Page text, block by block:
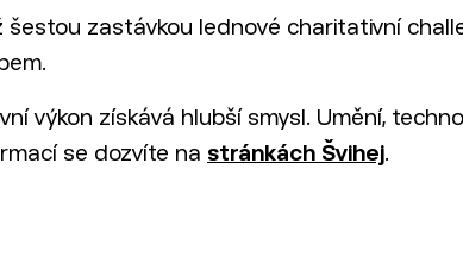
zastávkou lednové charitativní
výkon získává hlubší smysl. Umění,
se dozvíte na stránkách Švihej